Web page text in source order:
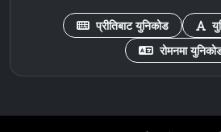
प्रीतिबाट युनिकोड
रोमनमा